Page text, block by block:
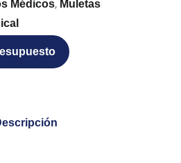
Médicos, Muletas